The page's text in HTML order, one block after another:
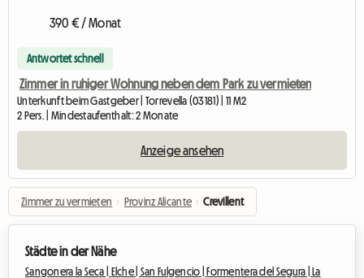
390 € / Monat
Antwortet schnell
Zimmer in ruhiger Wohnung neben dem Park zu vermieten
Unterkunft beim Gastgeber | Torrevella (03181) | 11 M2
2 Pers. | Mindestaufenthalt: 2 Monate
Anzeige ansehen
Zimmer zu vermieten › Provinz Alicante › Crevillent
Städte in der Nähe
Sangonera la Seca | Elche | San Fulgencio |Formentera del Segura |La